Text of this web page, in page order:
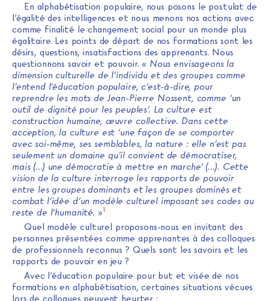
En alphabétisation populaire, nous posons le postulat de
l’égalité des intelligences et nous menons nos actions avec
comme finalité le changement social pour un monde plus
égalitaire. Les points de départ de nos formations sont les
désirs, questions, insatisfactions des apprenants. Nous
questionnons savoir et pouvoir. « Nous envisageons la
dimension culturelle de l’individu et des groupes comme
l’entend l’éducation populaire, c’est-à-dire, pour
reprendre les mots de Jean-Pierre Nossent, comme ‘un
outil de dignité pour les peuples’. La culture est
construction humaine, œuvre collective. Dans cette
acception, la culture est ‘une façon de se comporter
avec soi-même, ses semblables, la nature : elle n’est pas
seulement un domaine qu’il convient de démocratiser,
mais (…) une démocratie à mettre en marche’ (…). Cette
vision de la culture interroge les rapports de pouvoir
entre les groupes dominants et les groupes dominés et
combat l’idée d’un modèle culturel imposant ses codes au
reste de l’humanité. »1
Quel modèle culturel proposons-nous en invitant des
personnes présentées comme apprenantes à des colloques
de professionnels reconnus ? Quels sont les savoirs et les
rapports de pouvoir en jeu ?
Avec l’éducation populaire pour but et visée de nos
formations en alphabétisation, certaines situations vécues
lors de colloques peuvent heurter :